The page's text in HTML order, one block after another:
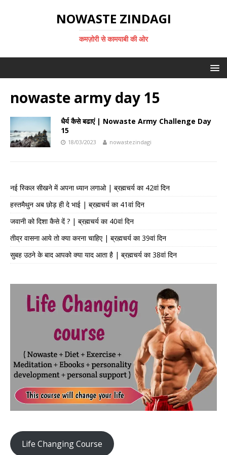
NOWASTE ZINDAGI
कमज़ोरी से कामयाबी की ओर
nowaste army day 15
धैर्य कैसे बढाएं | Nowaste Army Challenge Day
15
18/03/2023 nowastezindagi
नई स्किल सीखने में अपना ध्यान लगाओ | ब्रह्मचर्य का 42वां दिन
हस्तमैथुन अब छोड़ ही दे भाई | ब्रह्मचर्य का 41वां दिन
जवानी को दिशा कैसे दें ? | ब्रह्मचर्य का 40वां दिन
तीव्र वासना आये तो क्या करना चाहिए | ब्रह्मचर्य का 39वां दिन
सुबह उठने के बाद आपको क्या याद आता है | ब्रह्मचर्य का 38वां दिन
Life Changing Course